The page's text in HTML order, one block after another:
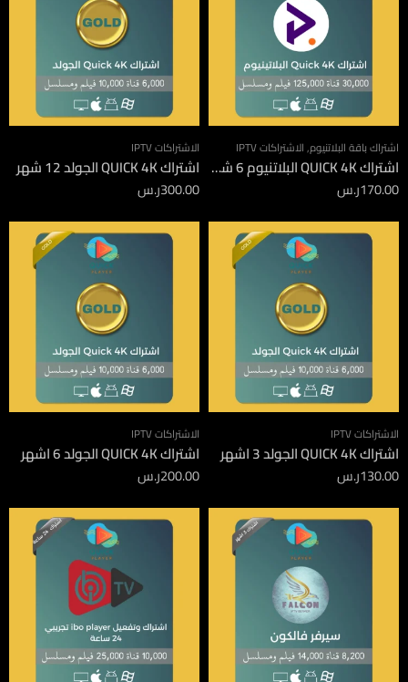
اشتراك باقة البلاتنيوم,الاشتراكات IPTV
اشتراك QUICK 4K البلاتنيوم 6 شهور
170.00ر.س
الاشتراكات IPTV
اشتراك QUICK 4K الجولد 12 شهر
300.00ر.س
الاشتراكات IPTV
اشتراك QUICK 4K الجولد 3 اشهر
130.00ر.س
الاشتراكات IPTV
اشتراك QUICK 4K الجولد 6 اشهر
200.00ر.س